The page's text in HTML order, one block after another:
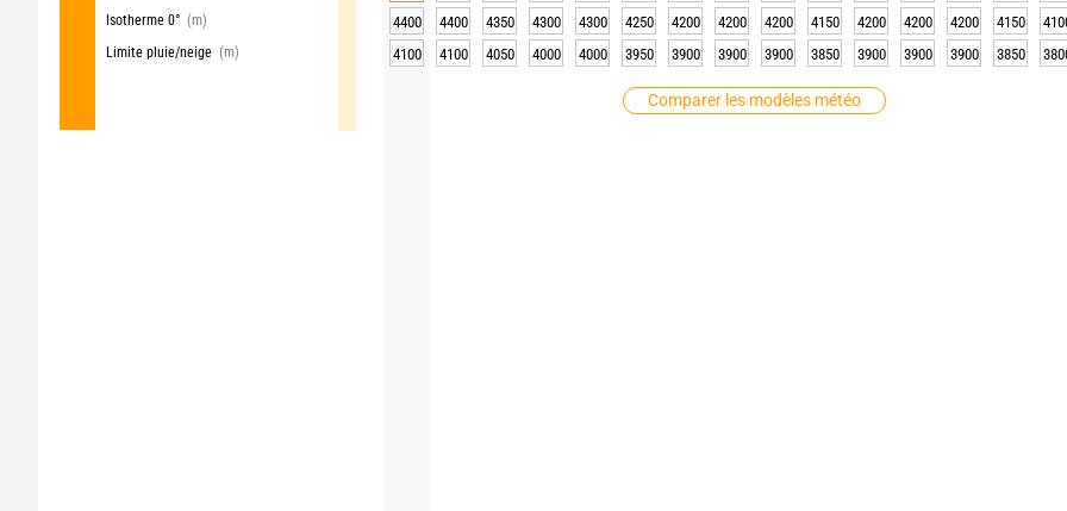
Isotherme 0° (m)
Limite pluie/neige (m)
Comparer les modèles météo
4400
4400 4350 4300 4300 4250 4200 4200 4200 4150 4200 4200 4200 4150
4100
4100 4050 4000 4000 3950 3900 3900 3900 3850 3900 3900 3900 3850